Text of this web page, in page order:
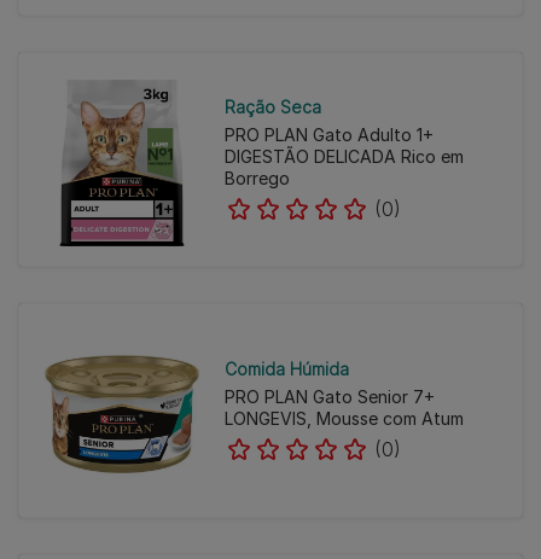
Ração Seca
PRO PLAN Gato Adulto 1+
DIGESTÃO DELICADA Rico em
Borrego
(0)
Comida Húmida
PRO PLAN Gato Senior 7+
LONGEVIS, Mousse com Atum
(0)